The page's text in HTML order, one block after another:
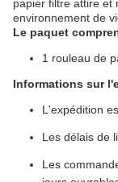
papier filtre attire et
environnement de
Le paquet
1 rouleau de
Informations sur
L'expédition
Les délais de
Les